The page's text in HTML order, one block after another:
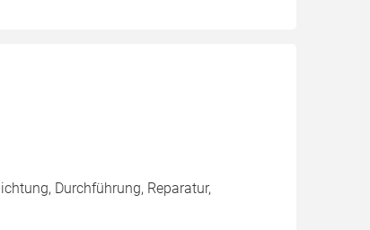
Durchführung, Reparatur,